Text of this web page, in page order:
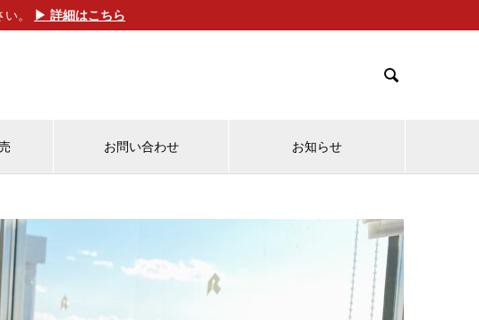
。 ▶ 詳細はこちら

お問い合わせ お知らせ